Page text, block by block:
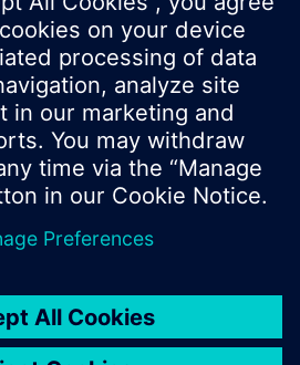
Ltd. Building Technologies
árak országonként